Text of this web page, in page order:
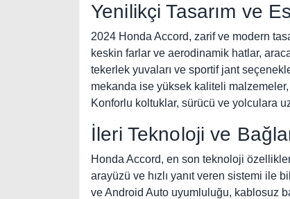
Yenilikçi Tasarım ve
2024 Honda Accord, zarif ve modern
keskin farlar ve aerodinamik hatlar,
tekerlek yuvaları ve sportif jant
mekanda ise yüksek kaliteli
Konforlu koltuklar, sürücü ve yolculara
İleri Teknoloji ve
Honda Accord, en son teknoloji
arayüzü ve hızlı yanıt veren sistemi ile
ve Android Auto uyumluluğu, kablosuz